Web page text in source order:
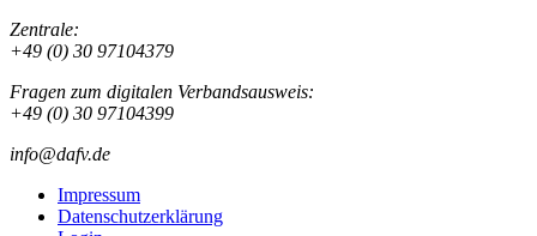
Zentrale:
+49 (0) 30 97104379
Fragen zum digitalen Verbandsausweis:
+49 (0) 30 97104399
info@dafv.de
Impressum
Datenschutzerklärung